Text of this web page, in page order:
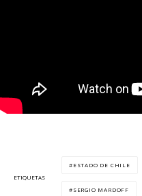
ETIQUETAS
ESTADO DE CHILE
SERGIO MARDOFF